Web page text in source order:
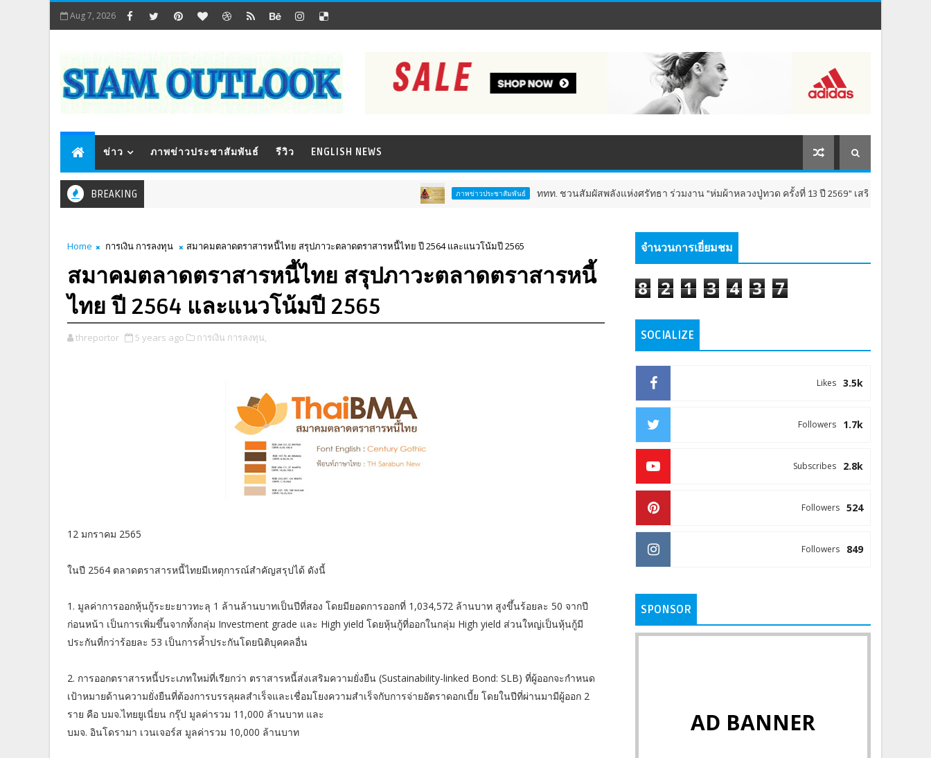
Aug 7, 2026
ข่าว ภาพข่าวประชาสัมพันธ์ รีวิว ENGLISH NEWS
BREAKING ภาพข่าวประชาสัมพันธ์ ททท. ชวนสัมผัสพลังแห่งศรัทธา ร่วมงาน "ห่มผ้าหลวงปู่ทวด ครั้งที่ 13 ปี 2569" เสริมสิริมงคล เติมพลังใ
Home การเงิน การลงทุน สมาคมตลาดตราสารหนี้ไทย สรุปภาวะตลาดตราสารหนี้ไทย ปี 2564 และแนวโน้มปี 2565
สมาคมตลาดตราสารหนี้ไทย สรุปภาวะตลาดตราสารหนี้
ไทย ปี 2564 และแนวโน้มปี 2565
threportor 5 years ago การเงิน การลงทุน,
12 มกราคม 2565
ในปี 2564 ตลาดตราสารหนี้ไทยมีเหตุการณ์สำคัญสรุปได้ ดังนี้
1. มูลค่าการออกหุ้นกู้ระยะยาวทะลุ 1 ล้านล้านบาทเป็นปีที่สอง โดยมียอดการออกที่ 1,034,572 ล้านบาท สูงขึ้นร้อยละ 50 จากปี
ก่อนหน้า เป็นการเพิ่มขึ้นจากทั้งกลุ่ม Investment grade และ High yield โดยหุ้นกู้ที่ออกในกลุ่ม High yield ส่วนใหญ่เป็นหุ้นกู้มี
ประกันที่กว่าร้อยละ 53 เป็นการค้ำประกันโดยนิติบุคคลอื่น
2. การออกตราสารหนี้ประเภทใหม่ที่เรียกว่า ตราสารหนี้ส่งเสริมความยั่งยืน (Sustainability-linked Bond: SLB) ที่ผู้ออกจะกำหนด
เป้าหมายด้านความยั่งยืนที่ต้องการบรรลุผลสำเร็จและเชื่อมโยงความสำเร็จกับการจ่ายอัตราดอกเบี้ย โดยในปีที่ผ่านมามีผู้ออก 2
ราย คือ บมจ.ไทยยูเนี่ยน กรุ๊ป มูลค่ารวม 11,000 ล้านบาท และ
บมจ. อินโดรามา เวนเจอร์ส มูลค่ารวม 10,000 ล้านบาท
จำนวนการเยี่ยมชม
8 2 1 3 4 3 7
SOCIALIZE
3.5k
Likes
1.7k
Followers
2.8k
Subscribes
524
Followers
849
Followers
SPONSOR
AD BANNER